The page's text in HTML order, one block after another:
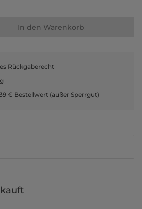
In den Warenkorb
Rückgaberecht
€ Bestellwert (außer Sperrgut)